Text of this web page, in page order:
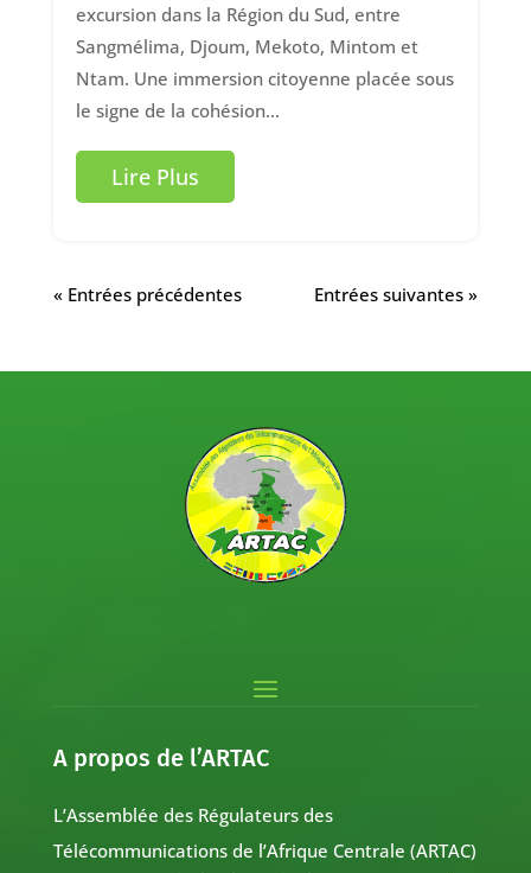
excursion dans la Région du Sud, entre
Sangmélima, Djoum, Mekoto, Mintom et
Ntam. Une immersion citoyenne placée sous
le signe de la cohésion...
Lire Plus
« Entrées précédentes Entrées suivantes »
A propos de l’ARTAC
L’Assemblée des Régulateurs des
Télécommunications de l’Afrique Centrale (ARTAC)